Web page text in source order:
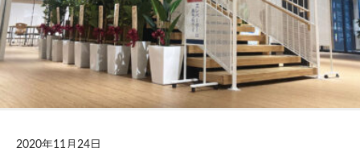
2020年11月24日